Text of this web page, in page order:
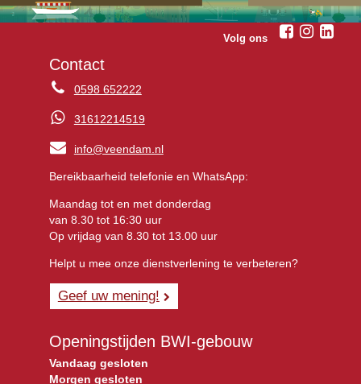
Volg ons
Contact
0598 652222
31612214519
info@veendam.nl
Bereikbaarheid telefonie en WhatsApp:
Maandag tot en met donderdag
van 8.30 tot 16:30 uur
Op vrijdag van 8.30 tot 13.00 uur
Helpt u mee onze dienstverlening te verbeteren?
Geef uw mening!
Openingstijden BWI-gebouw
Vandaag gesloten
Morgen gesloten